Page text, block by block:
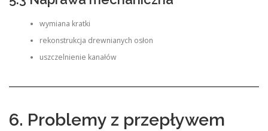
wymiana kratki
rekonstrukcja drewnianych osłon
uszczelnienie kanałów
6. Problemy z przepływem